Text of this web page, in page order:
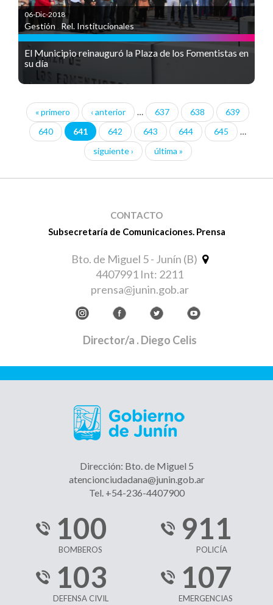
06-Dic-2018
Gestión Rel. Institucionales
El Municipio reinauguró la Plaza de los Fomentistas en
su día
Páginas
« primero ‹ anterior … 637 638
639
640
641 642 643 644 645
…
siguiente ›
última »
CONTACTO
Subsecretaría de Comunicaciones. Prensa
Bto. de Miguel 5 - Junín (B)
4407991 Int: 2211
prensa@junin.gob.ar
Director/a . Diego Celis
Dirección: Bto. de Miguel 5
atencionciudadana@junin.gob.ar
Tel. +54-236-4407900
100
BOMBEROS
911
POLICÍA
103
DEFENSA CIVIL
107
EMERGENCIAS